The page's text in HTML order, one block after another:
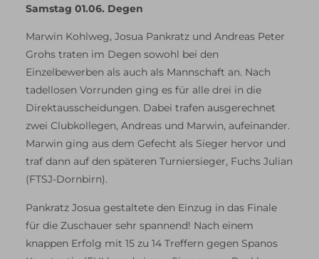
Samstag 01.06. Degen
Marwin Kohlweg, Josua Pankratz und Andreas Peter
Grohs traten im Degen sowohl bei den
Einzelbewerben als auch als Mannschaft an. Nach
tadellosen Vorrunden ging es für alle drei in die
Direktausscheidungen. Dabei trafen ausgerechnet
zwei Clubkollegen, Andreas und Marwin, aufeinander.
Marwin ging aus dem Gefecht als Sieger hervor und
traf dann auf den späteren Turniersieger, Fuchs Julian
(FTSJ-Dornbirn).
Pankratz Josua gestaltete den Einzug in das Finale
für die Zuschauer sehr spannend! Nach einem
knappen Erfolg mit 15 zu 14 Treffern gegen Spanos